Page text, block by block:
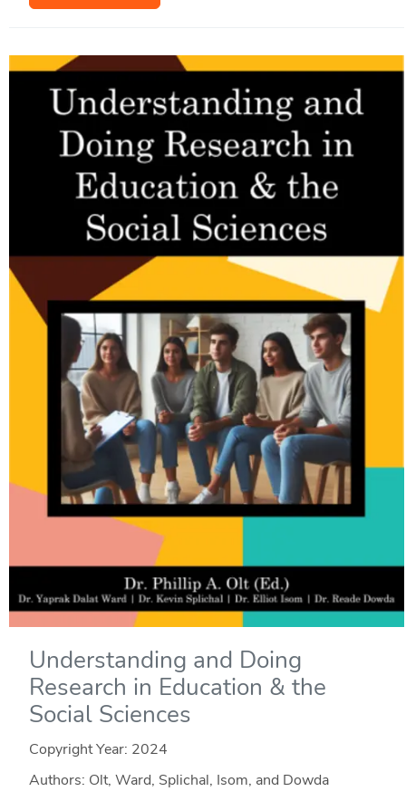
Understanding and Doing
Research in Education & the
Social Sciences
Copyright Year: 2024
Authors: Olt, Ward, Splichal, Isom, and Dowda